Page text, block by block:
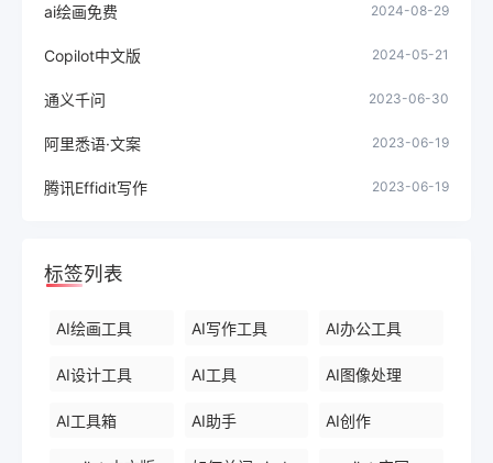
ai绘画免费 2024-08-29
Copilot中文版 2024-05-21
通义千问 2023-06-30
阿里悉语·文案 2023-06-19
腾讯Effidit写作 2023-06-19
标签列表
AI绘画工具 AI写作工具 AI办公工具
AI设计工具 AI工具 AI图像处理
AI工具箱 AI助手 AI创作